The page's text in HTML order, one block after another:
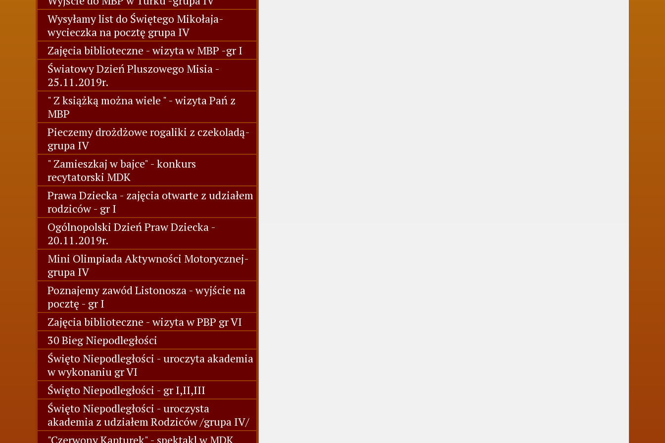
Wysyłamy list do Świętego Mikołaja-
wycieczka na pocztę grupa IV
Zajęcia biblioteczne - wizyta w MBP -gr I
Światowy Dzień Pluszowego Misia -
25.11.2019r.
" Z książką można wiele " - wizyta Pań z
MBP
Pieczemy drożdżowe rogaliki z czekoladą-
grupa IV
" Zamieszkaj w bajce" - konkurs
recytatorski MDK
Prawa Dziecka - zajęcia otwarte z udziałem
rodziców - gr I
Ogólnopolski Dzień Praw Dziecka -
20.11.2019r.
Mini Olimpiada Aktywności Motorycznej-
grupa IV
Poznajemy zawód Listonosza - wyjście na
pocztę - gr I
Zajęcia biblioteczne - wizyta w PBP gr VI
30 Bieg Niepodległości
Święto Niepodległości - uroczyta akademia
w wykonaniu gr VI
Święto Niepodległości - gr I,II,III
Święto Niepodległości - uroczysta
akademia z udziałem Rodziców /grupa IV/
"Czerwony Kapturek" - spektakl w MDK